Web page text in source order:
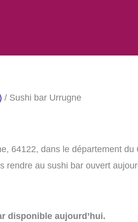
/ Sushi bar Urrugne
64122, dans le département du
au sushi bar ouvert
disponible aujourd’hui.